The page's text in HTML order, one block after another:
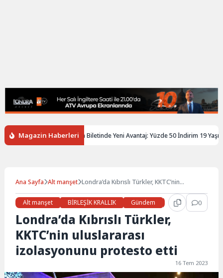
Magazin Haberleri
Gençlere Tren Biletinde Yeni Avantaj: Yüzde 50 İndirim 19 Yaşına
Ana Sayfa Alt manşet Londra’da Kıbrıslı Türkler, KKTC’nin
Alt manşet
BİRLEŞİK KRALLIK Gündem Haberler 0
Londra’da Kıbrıslı Türkler,
KKTC’nin uluslararası
izolasyonunu protesto etti
16 Tem 2023